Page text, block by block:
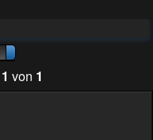
Erweiterte
Suche
1 von 1